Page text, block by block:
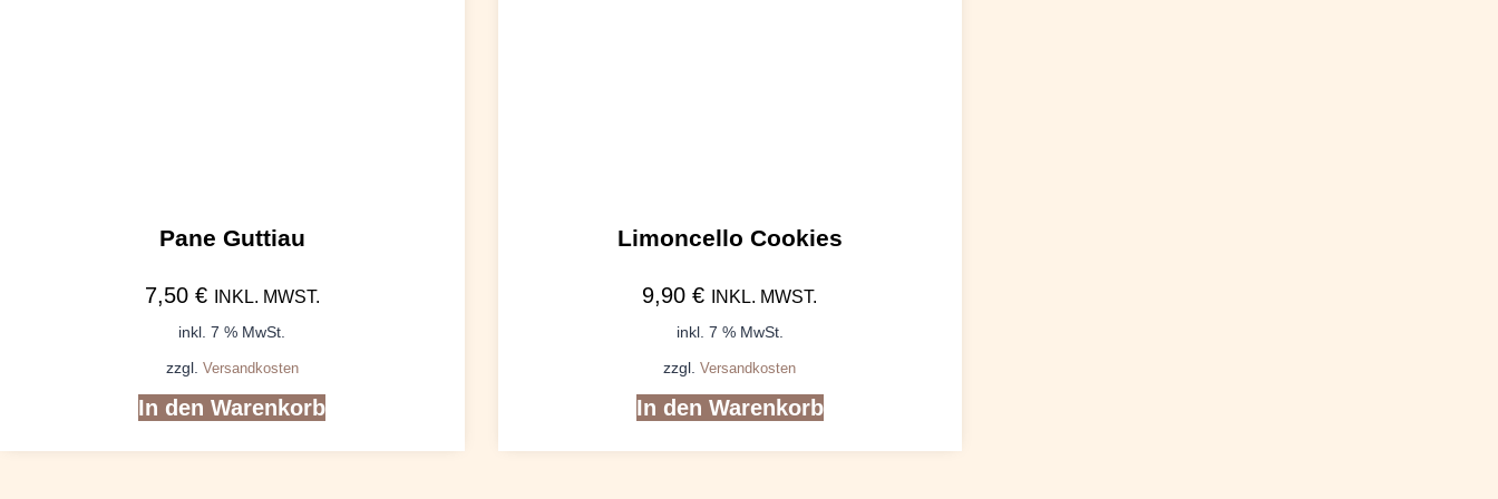
Pane Guttiau
7,50 € INKL. MWST.
inkl. 7 % MwSt.
zzgl. Versandkosten
In den Warenkorb
Limoncello Cookies
9,90€ INKL. MWST.
inkl. 7 % MwSt.
zzgl.Versandkosten
In den Warenkorb